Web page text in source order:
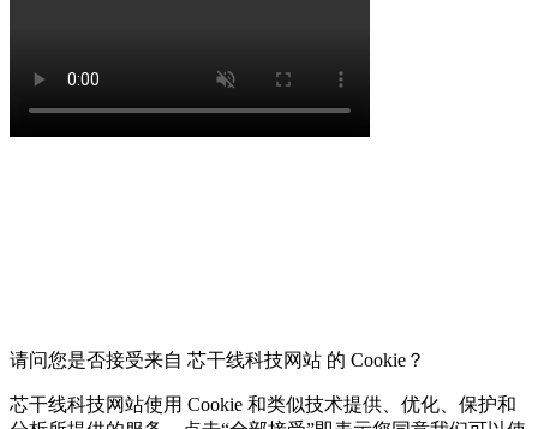
请问您是否接受来自 芯干线科技网站 的 Cookie？
芯干线科技网站使用 Cookie 和类似技术提供、优化、保护和